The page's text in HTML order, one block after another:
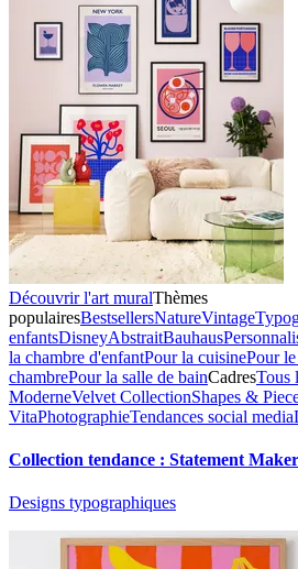
Découvrir l'art muralThèmes
populairesBestsellersNatureVintage
enfantsDisneyAbstraitBauhaus
la chambre d'enfantPour la cuisinePour
chambrePour la salle de bainCadresTous
ModerneVelvet CollectionShapes &
VitaPhotographieTendances social media
Collection tendance : Statement
Designs typographiques